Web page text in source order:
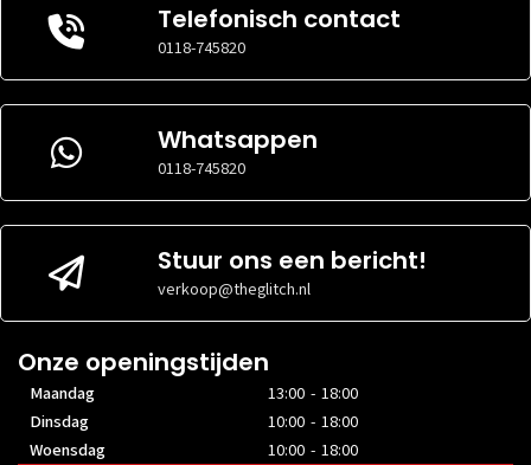
Telefonisch contact
0118-745820
Whatsappen
0118-745820
Stuur ons een bericht!
verkoop@theglitch.nl
Onze openingstijden
Maandag
13:00 - 18:00
Dinsdag
10:00 - 18:00
Woensdag
10:00 - 18:00